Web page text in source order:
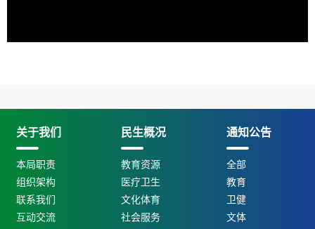
关于我们
本局职责
组织架构
联系我们
互动交流
民生概况
教育资源
医疗卫生
文化体育
社会服务
通知公告
全部
教育
卫健
文体